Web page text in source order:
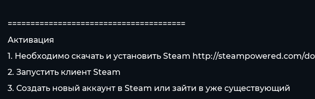
=======================================
Активация
1. Необходимо скачать и установить Steam http://steampowered.com/
2. Запустить клиент Steam
3. Создать новый аккаунт в Steam или зайти в уже существующий